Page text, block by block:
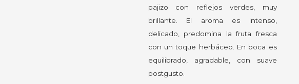
pajizo con reflejos verdes, muy
brillante. El aroma es intenso,
delicado, predomina la fruta fresca
con un toque herbáceo. En boca es
equilibrado, agradable, con suave
postgusto.